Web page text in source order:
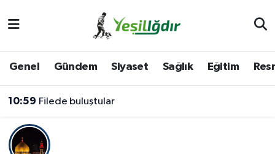
Genel Gündem Siyaset Sağlık Eğitim
10:59 Filede buluştular
İğdir Namaz Vakitleri
Iğdır Trafik Yoğunluk Haritası